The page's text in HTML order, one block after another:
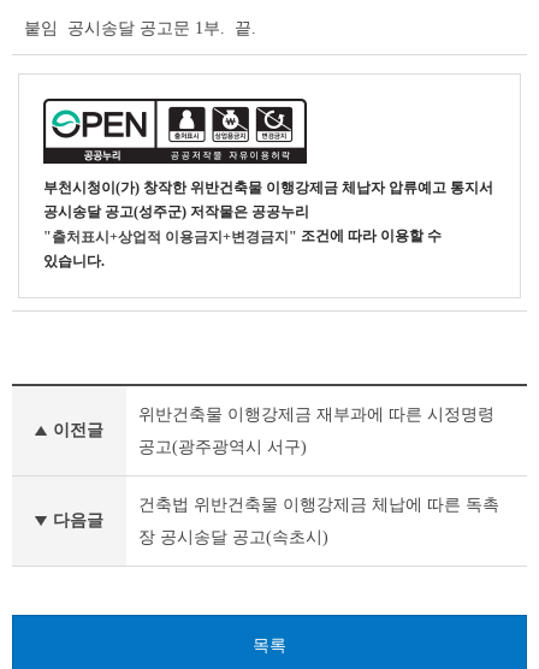
붙임 공시송달 공고문 1부. 끝.
부천시청이(가) 창작한위반건축물 이행강제금 체납자 압류예고 통지서
공시송달 공고(성주군) 저작물은 공공누리
"출처표시+상업적 이용금지+변경금지" 조건에 따라 이용할 수
있습니다.
법
고
이전글
위반건축물 이행강제금 재부과에 따른 시정명령
공고(광주광역시 서구)
다음글
건축법 위반건축물 이행강제금 체납에 따른 독촉
장 공시송달 공고(속초시)
목록